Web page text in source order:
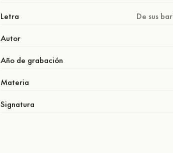
Letra
De sus
Autor
Año de grabación
Materia
Signatura